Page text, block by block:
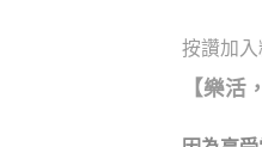
按讚加入
【樂活